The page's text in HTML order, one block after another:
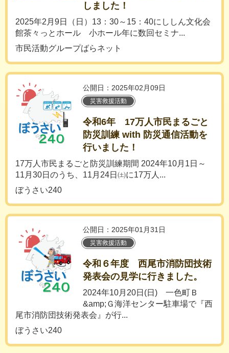
しました！
2025年2月9日（日）13：30～15：40にししん文化会
館茶々っとホール 小ホール年に数回セミナ...
市民活動グループばらネット
公開日：2025年02月09日
災害救援活動
令和6年 17万人市民まるごと
防災訓練 with 防災通信活動を
行いました！
17万人市民まるごと防災訓練期間 2024年10月1日～
11月30日のうち、11月24日㈯に17万人...
ぼうさい240
公開日：2025年01月31日
災害救援活動
令和６年度 西尾市消防団技術
発表会の見学に行きました。
2024年10月20日(日) 一色町Ｂ
&amp;Ｇ海洋センター駐車場で『西
尾市消防団技術発表会』が行...
ぼうさい240